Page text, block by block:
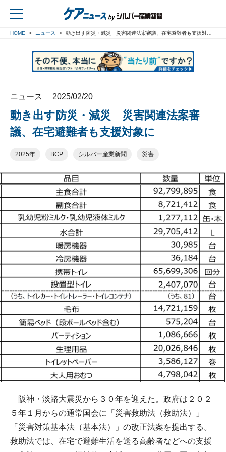
HOME ニュース 動き出す防災・減災 災害関連法案審議、在宅避難者も支援対象に
ニュース 2025/02/20
動き出す防災・減災 災害関連法案審
議、在宅避難者も支援対象に
2025年 BCP シルバー産業新聞 災害
阪神・淡路大震災から３０年を迎えた。政府は２０２
５年１月からの通常国会に「災害救助法（救助法）」
「災害対策基本法（基本法）」の改正法案を提出する。
救助法では、在宅で避難生活を送る高齢者などへの支援